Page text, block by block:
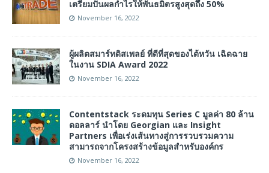
เตรียมปันผลกำไรให้พันธมิตรสูงสุดถึง 50%
November 16, 2022
ผู้ผลิตสมาร์ทดิสเพลย์ ที่ดีที่สุดของไต้หวัน เฉิดฉาย
ในงาน SDIA Award 2022
November 16, 2022
Contentstack ระดมทุน Series C มูลค่า 80 ล้าน
ดอลลาร์ นำโดย Georgian และ Insight
Partners เพื่อเร่งเส้นทางสู่การรวบรวมความ
สามารถจากโครงสร้างข้อมูลสำหรับองค์กร
November 16, 2022